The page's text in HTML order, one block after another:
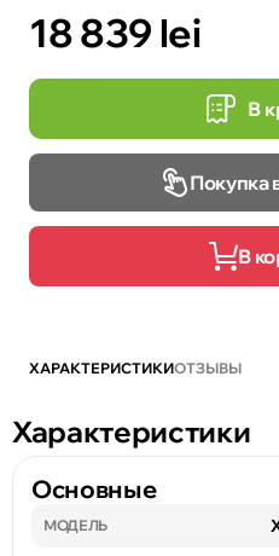
18 839 lei
В
Покупка
В
ХАРАКТЕРИСТИКИОТЗЫВЫ
Характеристики
Основные
МОДЕЛЬ